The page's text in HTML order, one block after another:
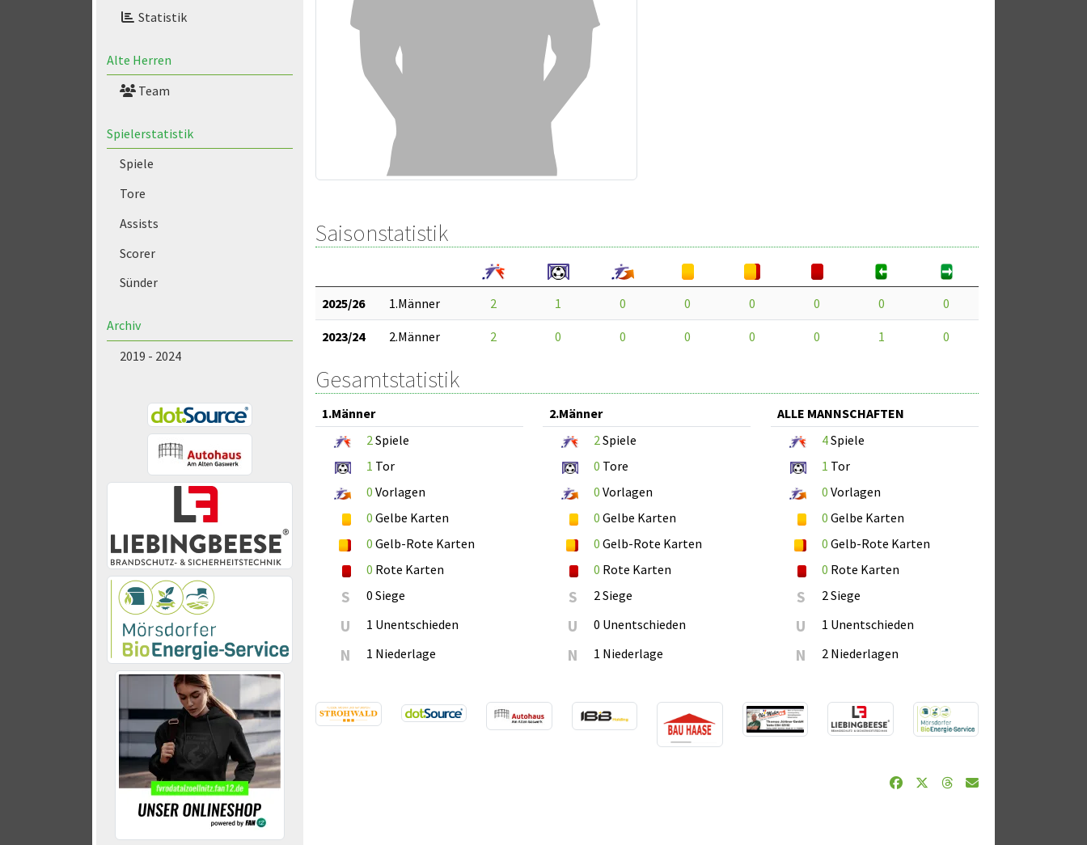
Statistik
Alte Herren
Team
Spielerstatistik
Spiele
Tore
Assists
Scorer
Sünder
Archiv
2019 - 2024
Saisonstatistik
2025/26 1.Männer 2 1 0 0 0 0 0 0
2023/24 2.Männer 2 0 0 0 0 0 1 0
Gesamtstatistik
1.Männer
2Spiele
1 Tor
0 Vorlagen
0 Gelbe Karten
0 Gelb-Rote Karten
0 Rote Karten
S 0 Siege
U 1 Unentschieden
N 1 Niederlage
2.Männer
2Spiele
0 Tore
0 Vorlagen
0 Gelbe Karten
0 Gelb-Rote Karten
0 Rote Karten
S 2 Siege
U 0 Unentschieden
N 1 Niederlage
ALLE MANNSCHAFTEN
4Spiele
1 Tor
0 Vorlagen
0 Gelbe Karten
0 Gelb-Rote Karten
0 Rote Karten
S 2 Siege
U 1 Unentschieden
N 2 Niederlagen